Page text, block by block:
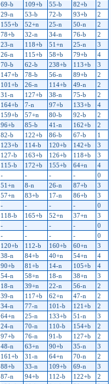
69-b 109+b 55-b 82+b
2
29-n 53-b 72-b 93+b
2
155+b 52+n 25-n 50-n
2
78+b 32-n 34-n 76-b
2
23-n 118+b 51+n 25-n
3
26-n 115+b 58+b 79+b
4
70-b 62-b 238+b 113+b
3
147+b 78-b 56-n 89+b
2
101+b 26-n 114+b 49-n
2
31-n 127+b 38-n 75-b
2
164+b 7-n 97+b 133+b
4
159+b 57+n 80-b 92-b
2
96+b 85-b 41-n 162+b
2
82-b 122+b 86-b 67-b
1
123+b 114-b 120+b 142+b
3
127-b 163+b 126+b 118+b
3
115-b 172+b 155+b 64+n
4
- - - -
0
51+n 8-n 26-n 87+b
3
57+n 83+b 17-n 86+b
3
- - - -
0
118-b 165+b 52+n 37+n
3
- - - -
0
- - - -
0
120+b 112-b 160+b 60+n
3
38-n 84+b 40+n 54+n
4
90+b 81+b 14-n 105+b
4
54-n 58+n 18-n 38+n
3
18-n 39+n 22-n 56-n
2
39-n 117+b 62+n 47-n
2
34-n 77-n 101-b 121+b
2
64+n 25-n 133+b 51-n
3
24-n 70-n 110-b 154+b
2
97+b 76-n 91-b 127+b
2
48-n 63+n 90+b 35-n
3
161+b 31-n 64+n 70-n
2
88+b 33-n 109+b 69-n
3
87-n 94+b 112-b 122+b
2